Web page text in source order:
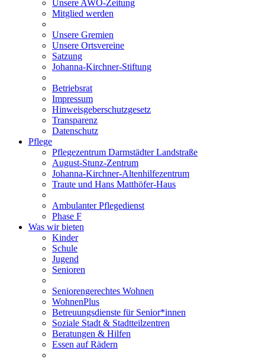
Unsere AWO-Zeitung
Mitglied werden
Unsere Gremien
Unsere Ortsvereine
Satzung
Johanna-Kirchner-Stiftung
Betriebsrat
Impressum
Hinweisgeberschutzgesetz
Transparenz
Datenschutz
Pflege
Pflegezentrum Darmstädter Landstraße
August-Stunz-Zentrum
Johanna-Kirchner-Altenhilfezentrum
Traute und Hans Matthöfer-Haus
Ambulanter Pflegedienst
Phase F
Was wir bieten
Kinder
Schule
Jugend
Senioren
Seniorengerechtes Wohnen
WohnenPlus
Betreuungsdienste für Senior*innen
Soziale Stadt & Stadtteilzentren
Beratungen & Hilfen
Essen auf Rädern